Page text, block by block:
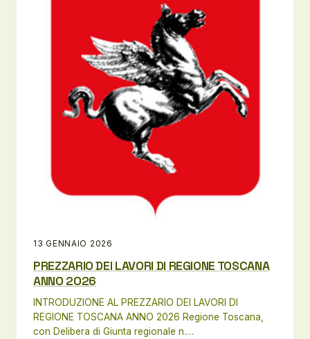
13 GENNAIO 2026
PREZZARIO DEI LAVORI DI REGIONE TOSCANA
ANNO 2026
INTRODUZIONE AL PREZZARIO DEI LAVORI DI
REGIONE TOSCANA ANNO 2026 Regione Toscana,
con Delibera di Giunta regionale n.…